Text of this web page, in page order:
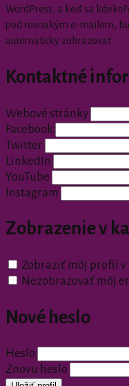
WordPress, a keď sa
pod rovnakým e-mailom,
automaticky zobrazovať.
Kontaktné
Webové stránky
Facebook
Twitter
LinkedIn
YouTube
Instagram
Zobrazenie v
Zobraziť môj profil v
Nezobrazovať môj
Nové heslo
Heslo
Znovu heslo